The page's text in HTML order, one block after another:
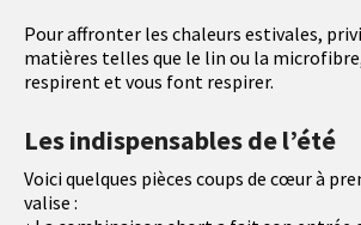
Pour affronter les chaleurs estivales,
matières telles que le lin ou la
respirent et vous font respirer.
Les indispensables de l’été
Voici quelques pièces coups de cœur à
valise :